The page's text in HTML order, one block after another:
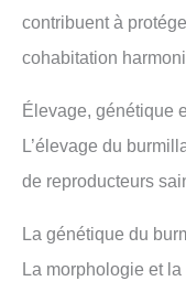
contribuent à
cohabitation
Élevage, génétique
L’élevage du
de reproducteurs
La génétique du
La morphologie et